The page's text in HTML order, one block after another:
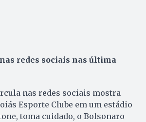
redes sociais nas última
nas redes sociais mostra
Esporte Clube em um estádio
toma cuidado, o Bolsonaro